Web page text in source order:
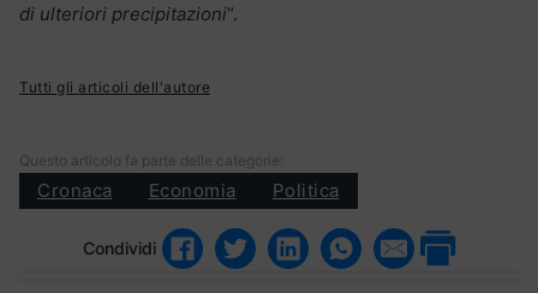
di ulteriori precipitazioni“.
Tutti gli articoli dell'autore
Questo articolo fa parte delle categorie:
Cronaca Economia Politica
Condividi